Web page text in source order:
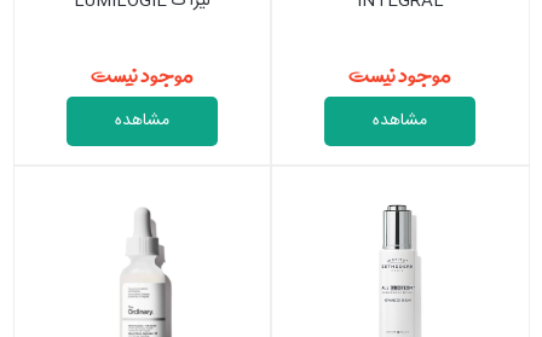
موجود نیست
مشاهده
موجود نیست
مشاهده